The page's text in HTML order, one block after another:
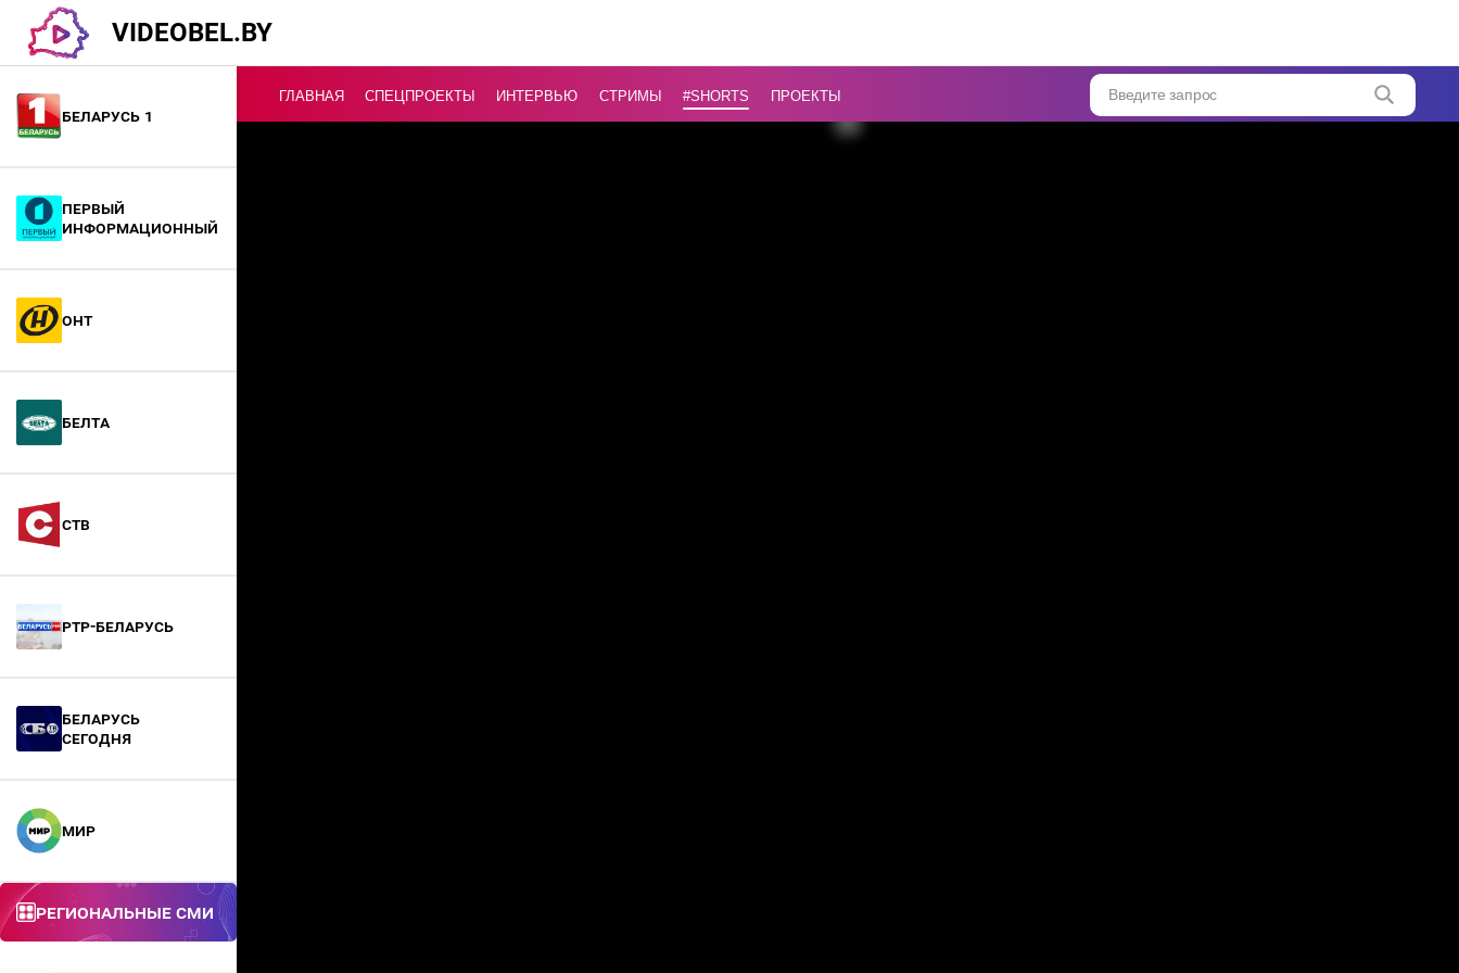
VIDEOBEL.BY
Беларусь 1
Первый
информационный
ОНТ
БелТА
СТВ
РТР-Беларусь
БЕЛАРУСЬ
СЕГОДНЯ
МИР
Региональные СМИ
ГЛАВНАЯ СПЕЦПРОЕКТЫ ИНТЕРВЬЮ СТРИМЫ #Shorts ПРОЕКТЫ Введите запрос